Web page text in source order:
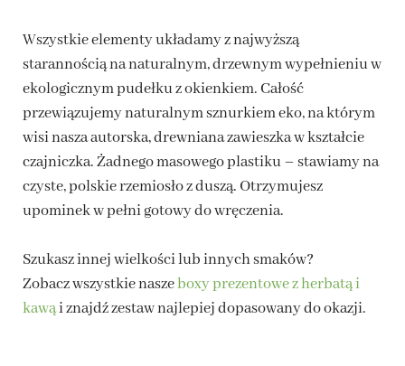
Wszystkie elementy układamy z najwyższą
starannością na naturalnym, drzewnym wypełnieniu w
ekologicznym pudełku z okienkiem. Całość
przewiązujemy naturalnym sznurkiem eko, na którym
wisi nasza autorska, drewniana zawieszka w kształcie
czajniczka. Żadnego masowego plastiku – stawiamy na
czyste, polskie rzemiosło z duszą. Otrzymujesz
upominek w pełni gotowy do wręczenia.
Szukasz innej wielkości lub innych smaków?
Zobacz wszystkie naszeboxy prezentowe z herbatą i
kawąi znajdź zestaw najlepiej dopasowany do okazji.